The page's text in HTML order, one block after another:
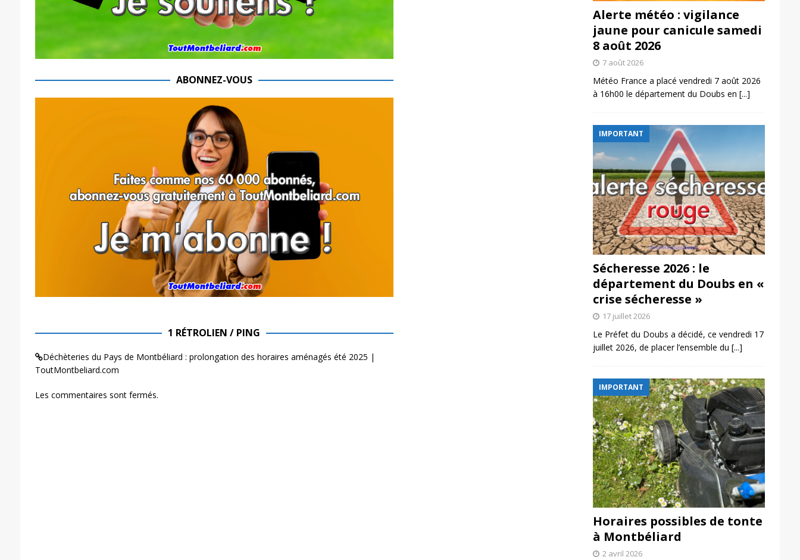
ABONNEZ-VOUS
1 RÉTROLIEN / PING
Déchèteries du Pays de Montbéliard : prolongation des horaires aménagés été 2025 |
ToutMontbeliard.com
Les commentaires sont fermés.
Alerte météo : vigilance
jaune pour canicule samedi
8 août 2026
7 août 2026
Météo France a placé vendredi 7 août 2026
à 16h00 le département du Doubs en [...]
IMPORTANT
Sécheresse 2026 : le
département du Doubs en «
crise sécheresse »
17 juillet 2026
Le Préfet du Doubs a décidé, ce vendredi 17
juillet 2026, de placer l’ensemble du [...]
IMPORTANT
Horaires possibles de tonte
à Montbéliard
2 avril 2026